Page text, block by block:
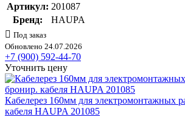
Артикул: 201087
Бренд:
HAUPA
Под заказ
Обновлено 24.07.2026
+7 (900) 592-44-70
Уточнить цену
Кабелерез 160мм для электромонтажных
кабеля HAUPA 201085